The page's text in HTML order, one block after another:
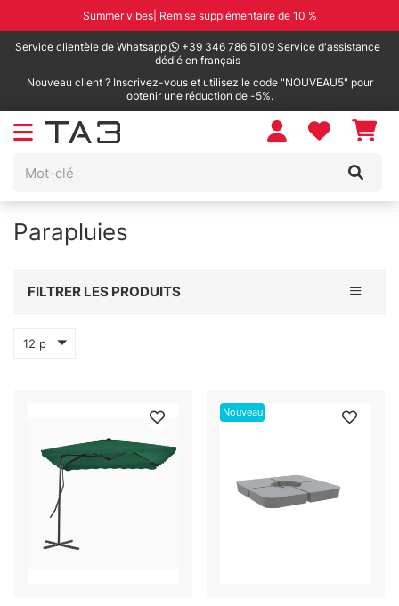
Summer vibes| Remise supplémentaire de 10 %
Service clientèle de Whatsapp
+39 346 786 5109 Service d'assistance
dédié en français
Nouveau client ? Inscrivez-vous et utilisez le code "NOUVEAU5" pour
obtenir une réduction de -5%.
Parapluies
Toggle
FILTRER LES PRODUITS
12 p
Nouveau